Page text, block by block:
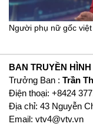
Người phụ nữ gốc
BAN TRUYỀN
Trưởng Ban : Trần
Ðiện thoại: +8424
Địa chỉ: 43 Nguyễn
Email: vtv4@vtv.vn